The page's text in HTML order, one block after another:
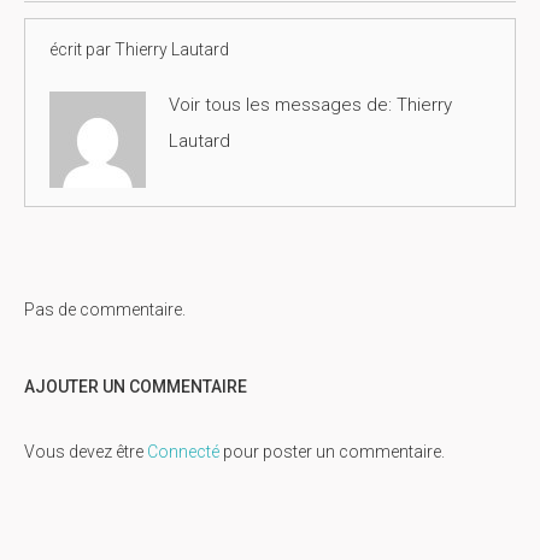
écrit parThierry Lautard
Voir tous les messages de: Thierry
Lautard
Pas de commentaire.
AJOUTER UN COMMENTAIRE
Vous devez être Connecté pour poster un commentaire.